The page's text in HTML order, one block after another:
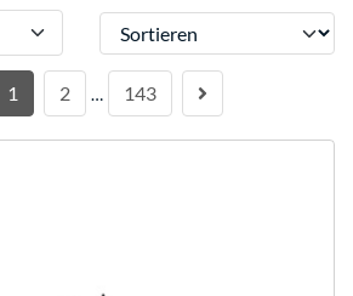
Sortieren
1 2 … 143